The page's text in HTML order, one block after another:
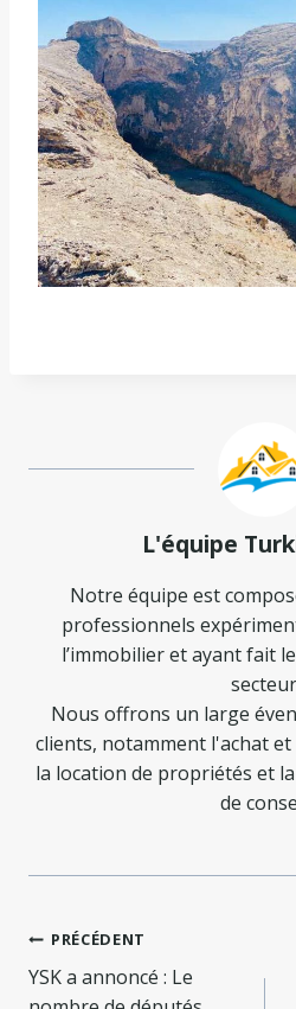
L'équipe
Notre équipe est
professionnels
l’immobilier et ayant fait
Nous offrons un large
clients, notamment l'achat
la location de propriétés et
de
Navigation
de
PRÉCÉDENT
YSK a annoncé : Le